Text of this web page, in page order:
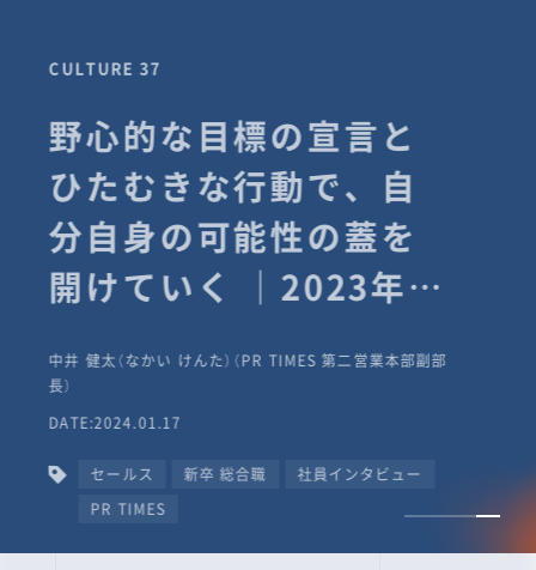
CULTURE 37
野心的な目標の宣言と
ひたむきな行動で、自
分自身の可能性の蓋を
開けていく ｜2023年度
タビュー #PR
TIMESな人たち
中井 健太（なかい けんた）（PR TIMES 第二営業本部副部
長）
DATE:2024.01.17
セールス 新卒 総合職
社員インタビュー
PR TIMES